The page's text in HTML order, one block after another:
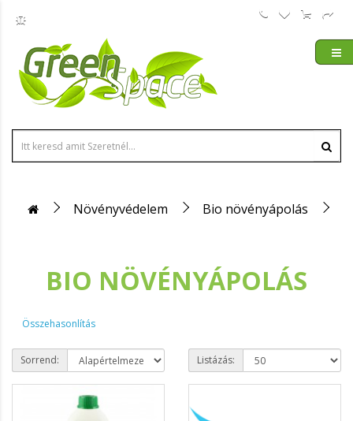
Növényvédelem Bio növényápolás
BIO NÖVÉNYÁPOLÁS
Összehasonlítás
Sorrend: Listázás: